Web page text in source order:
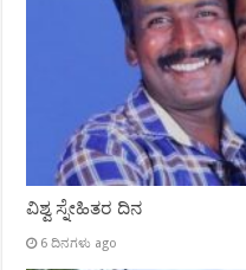
ವಿಶ್ವ ಸ್ನೇಹಿತರ ದಿನ
6 ದಿನಗಳು ago